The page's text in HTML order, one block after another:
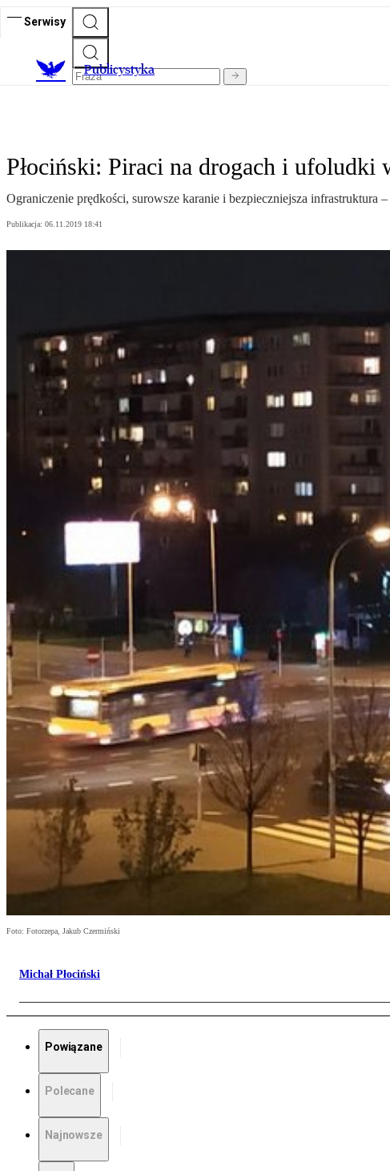
Serwisy
Publicystyka
Płociński: Piraci na drogach i ufoludki
Ograniczenie prędkości, surowsze karanie i bezpieczniejsza infrastruktura
Publikacja: 06.11.2019 18:41
Foto: Fotorzepa, Jakub Czermiński
Michał Płociński
Powiązane
Polecane
Najnowsze